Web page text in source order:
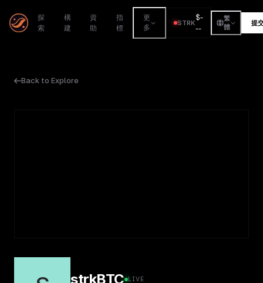
探
索
構
建
資
助
指
標
更
多
STRK
$-
--
繁
體
提
Back to Explore
strkBTC LIVE